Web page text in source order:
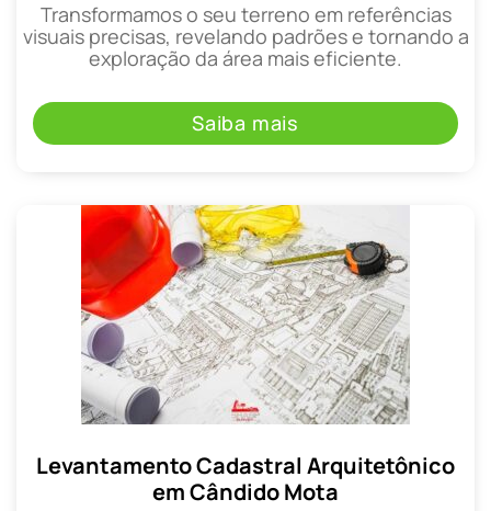
Transformamos o seu terreno em referências
visuais precisas, revelando padrões e tornando a
exploração da área mais eficiente.
Saiba mais
Levantamento Cadastral Arquitetônico
em Cândido Mota